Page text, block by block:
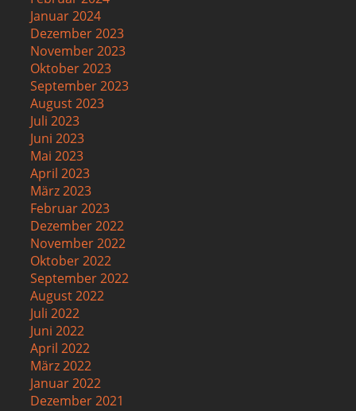
Januar 2024
Dezember 2023
November 2023
Oktober 2023
September 2023
August 2023
Juli 2023
Juni 2023
Mai 2023
April 2023
März 2023
Februar 2023
Dezember 2022
November 2022
Oktober 2022
September 2022
August 2022
Juli 2022
Juni 2022
April 2022
März 2022
Januar 2022
Dezember 2021